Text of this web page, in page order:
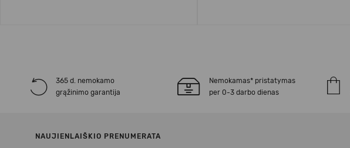
365 d. nemokamo
grąžinimo garantija
Nemokamas* pristatymas
per 0-3 darbo dienas
NAUJIENLAIŠKIO PRENUMERATA